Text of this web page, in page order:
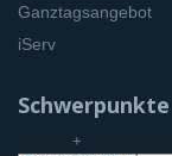
Ganztagsangebot
iServ
Schwerpunkte
+